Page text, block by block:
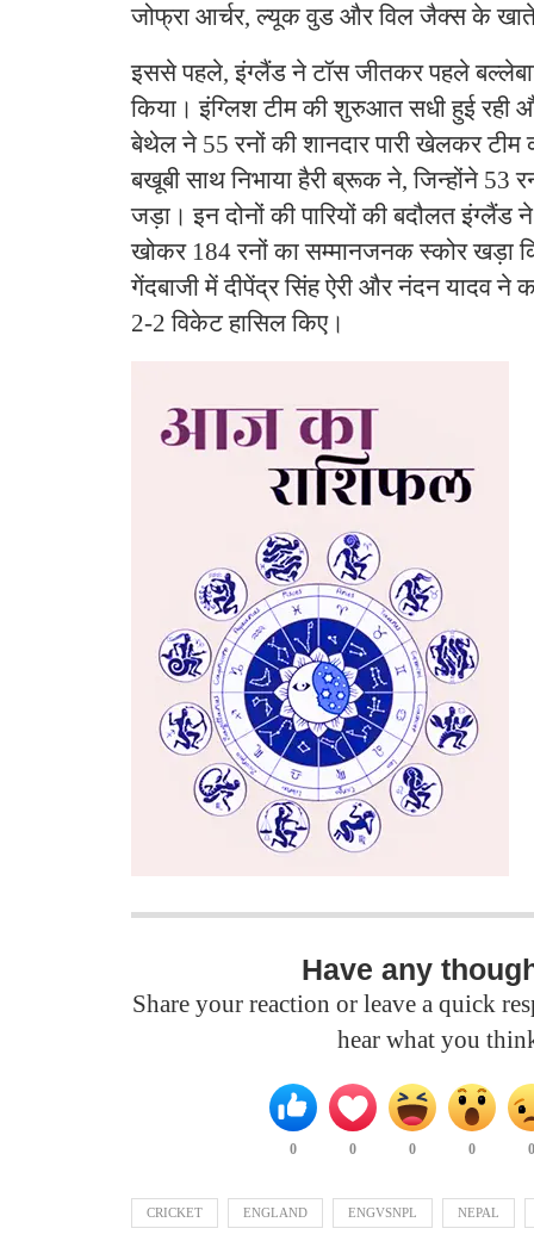
जोफ्रा आर्चर, ल्यूक वुड और विल जैक्स के
इससे पहले, इंग्लैंड ने टॉस जीतकर पहले
किया। इंग्लिश टीम की शुरुआत सधी हुई रही
बेथेल ने 55 रनों की शानदार पारी खेलकर
बखूबी साथ निभाया हैरी ब्रूक ने, जिन्होंने 53
जड़ा। इन दोनों की पारियों की बदौलत
खोकर 184 रनों का सम्मानजनक स्कोर खड़ा
गेंदबाजी में दीपेंद्र सिंह ऐरी और नंदन यादव ने
2-2 विकेट हासिल किए।
Have any
Share your reaction or leave a quick
hear what you
0 0 0 0
CRICKET ENGLAND ENGVSNPL NEPAL